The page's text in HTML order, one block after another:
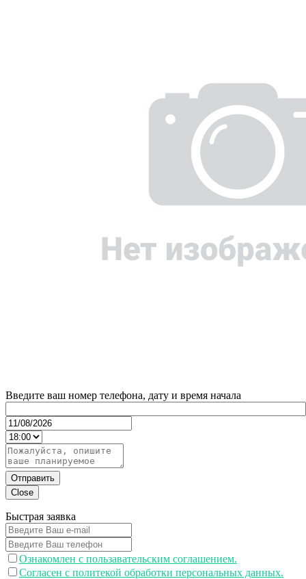
Введите ваш номер телефона, дату и время начала
Отправить
Close
Быстрая заявка
Ознакомлен с пользавательским соглашением.
Согласен с политекой обработки персональных данных.